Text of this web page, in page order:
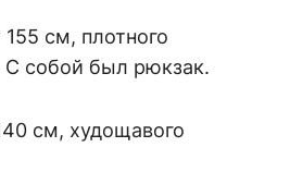
см, плотного
собой был рюкзак.
см, худощавого